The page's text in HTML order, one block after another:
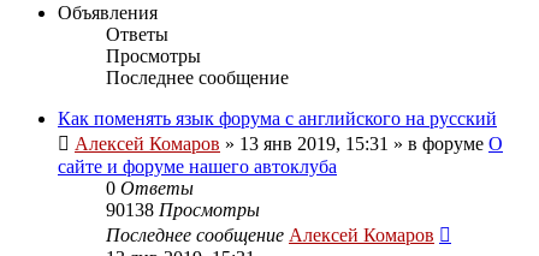
Объявления
Ответы
Просмотры
Последнее сообщение
Как поменять язык форума с английского на русский
Алексей Комаров » 13 янв 2019, 15:31 » в форуме О
сайте и форуме нашего автоклуба
0 Ответы
90138 Просмотры
Последнее сообщение Алексей Комаров